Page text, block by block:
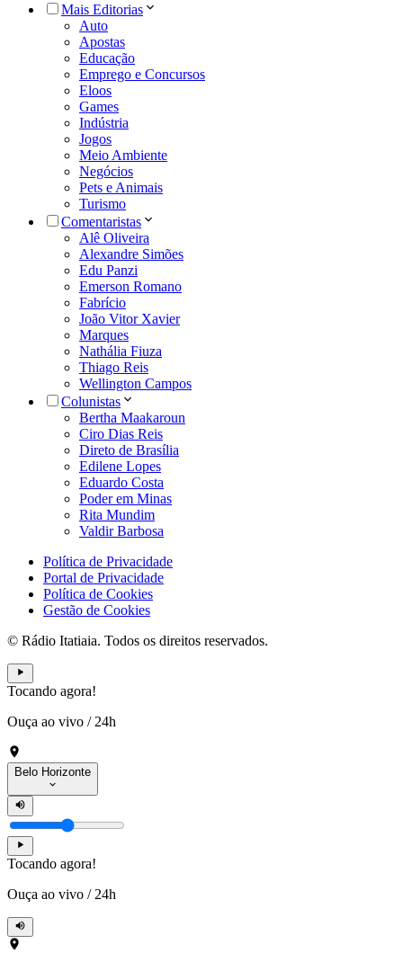
Mais Editorias
Auto
Apostas
Educação
Emprego e Concursos
Eloos
Games
Indústria
Jogos
Meio Ambiente
Negócios
Pets e Animais
Turismo
Comentaristas
Alê Oliveira
Alexandre Simões
Edu Panzi
Emerson Romano
Fabrício
João Vitor Xavier
Marques
Nathália Fiuza
Thiago Reis
Wellington Campos
Colunistas
Bertha Maakaroun
Ciro Dias Reis
Direto de Brasília
Edilene Lopes
Eduardo Costa
Poder em Minas
Rita Mundim
Valdir Barbosa
Política de Privacidade
Portal de Privacidade
Política de Cookies
Gestão de Cookies
© Rádio Itatiaia. Todos os direitos reservados.
Tocando agora!
Ouça ao vivo / 24h
Belo Horizonte
Tocando agora!
Ouça ao vivo / 24h